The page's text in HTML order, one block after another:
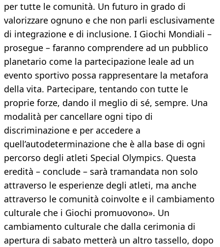
per tutte le comunità. Un futuro in grado di
valorizzare ognuno e che non parli esclusivamente
di integrazione e di inclusione. I Giochi Mondiali –
prosegue – faranno comprendere ad un pubblico
planetario come la partecipazione leale ad un
evento sportivo possa rappresentare la metafora
della vita. Partecipare, tentando con tutte le
proprie forze, dando il meglio di sé, sempre. Una
modalità per cancellare ogni tipo di
discriminazione e per accedere a
quell’autodeterminazione che è alla base di ogni
percorso degli atleti Special Olympics. Questa
eredità – conclude – sarà tramandata non solo
attraverso le esperienze degli atleti, ma anche
attraverso le comunità coinvolte e il cambiamento
culturale che i Giochi promuovono». Un
cambiamento culturale che dalla cerimonia di
apertura di sabato metterà un altro tassello, dopo